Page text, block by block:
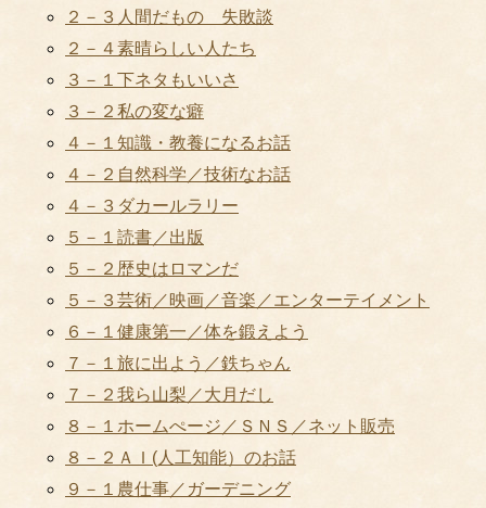
２－３人間だもの 失敗談
２－４素晴らしい人たち
３－１下ネタもいいさ
３－２私の変な癖
４－１知識・教養になるお話
４－２自然科学／技術なお話
４－３ダカールラリー
５－１読書／出版
５－２歴史はロマンだ
５－３芸術／映画／音楽／エンターテイメント
６－１健康第一／体を鍛えよう
７－１旅に出よう／鉄ちゃん
７－２我ら山梨／大月だし
８－１ホームぺージ／ＳＮＳ／ネット販売
８－２ＡＩ(人工知能）のお話
９－１農仕事／ガーデニング